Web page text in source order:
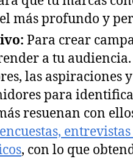
más profundo y
Para crear
a tu audiencia.
las aspiraciones
para
resuenan con
encuestas,
, con lo que